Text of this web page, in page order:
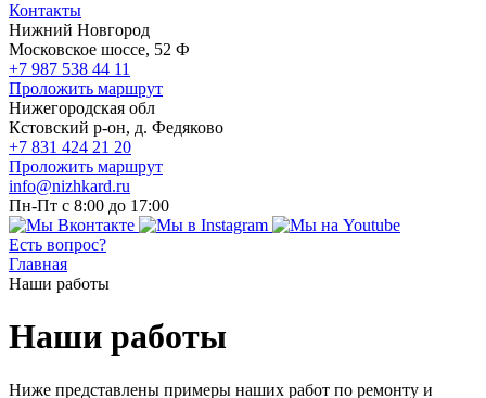
Контакты
Нижний Новгород
Московское шоссе, 52 Ф
+7 987 538 44 11
Проложить маршрут
Нижегородская обл
Кстовский р-он, д. Федяково
+7 831 424 21 20
Проложить маршрут
info@nizhkard.ru
Пн-Пт с 8:00 до 17:00
Есть вопрос?
Главная
Наши работы
Наши работы
Ниже представлены примеры наших работ по ремонту и